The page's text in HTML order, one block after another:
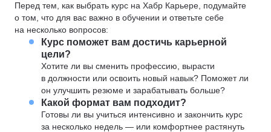
Перед тем, как выбрать курс на Хабр Карьере, подумайте
о том, что для вас важно в обучении и ответьте себе
на несколько вопросов:
Курс поможет вам достичь карьерной
цели?
Хотите ли вы сменить профессию, вырасти
в должности или освоить новый навык? Поможет ли
он улучшить резюме и зарабатывать больше?
Какой формат вам подходит?
Готовы ли вы учиться интенсивно и закончить курс
за несколько недель — или комфортнее растянуть